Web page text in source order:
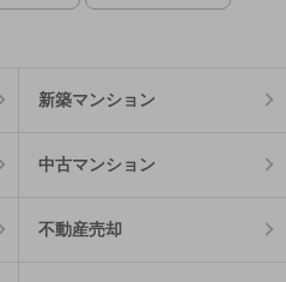
新築マンション
中古マンション
不動産売却